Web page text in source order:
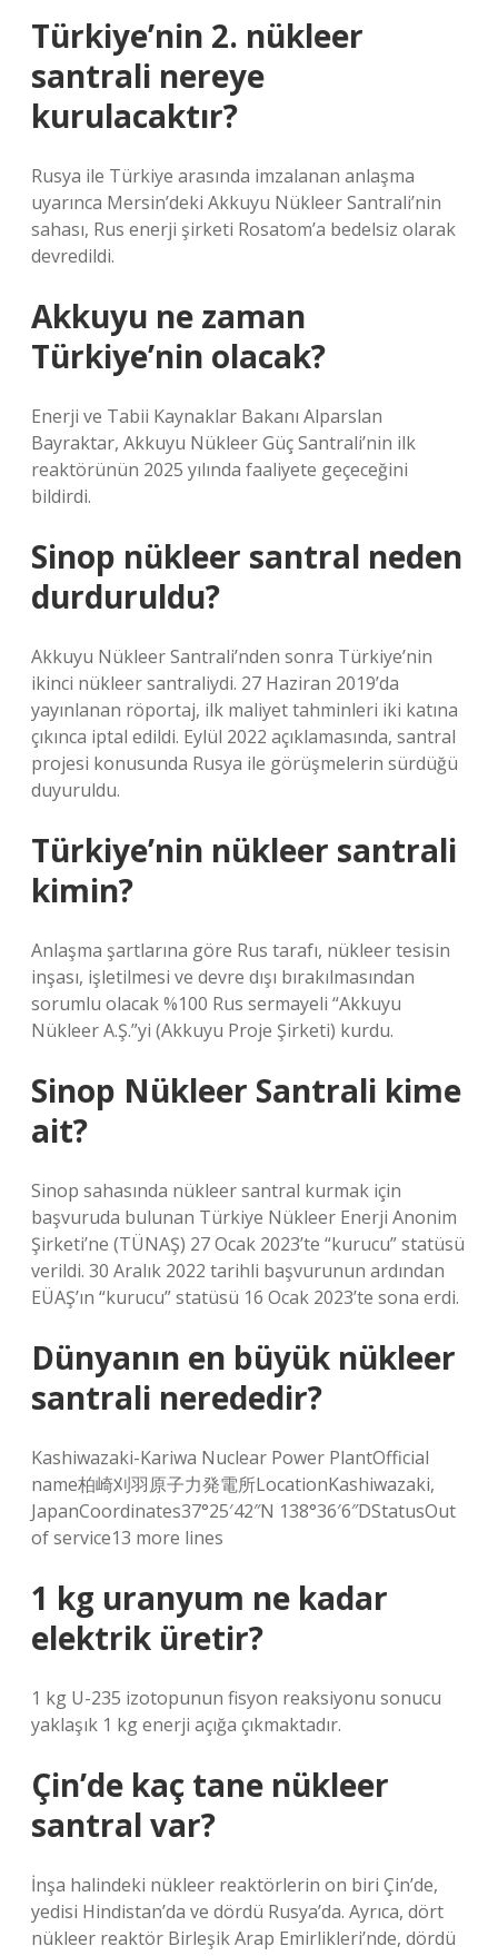
Türkiye’nin 2. nükleer
santrali nereye
kurulacaktır?
Rusya ile Türkiye arasında imzalanan anlaşma
uyarınca Mersin’deki Akkuyu Nükleer Santrali’nin
sahası, Rus enerji şirketi Rosatom’a bedelsiz olarak
devredildi.
Akkuyu ne zaman
Türkiye’nin olacak?
Enerji ve Tabii Kaynaklar Bakanı Alparslan
Bayraktar, Akkuyu Nükleer Güç Santrali’nin ilk
reaktörünün 2025 yılında faaliyete geçeceğini
bildirdi.
Sinop nükleer santral neden
durduruldu?
Akkuyu Nükleer Santrali’nden sonra Türkiye’nin
ikinci nükleer santraliydi. 27 Haziran 2019’da
yayınlanan röportaj, ilk maliyet tahminleri iki katına
çıkınca iptal edildi. Eylül 2022 açıklamasında, santral
projesi konusunda Rusya ile görüşmelerin sürdüğü
duyuruldu.
Türkiye’nin nükleer santrali
kimin?
Anlaşma şartlarına göre Rus tarafı, nükleer tesisin
inşası, işletilmesi ve devre dışı bırakılmasından
sorumlu olacak %100 Rus sermayeli “Akkuyu
Nükleer A.Ş.”yi (Akkuyu Proje Şirketi) kurdu.
Sinop Nükleer Santrali kime
ait?
Sinop sahasında nükleer santral kurmak için
başvuruda bulunan Türkiye Nükleer Enerji Anonim
Şirketi’ne (TÜNAŞ) 27 Ocak 2023’te “kurucu” statüsü
verildi. 30 Aralık 2022 tarihli başvurunun ardından
EÜAŞ’ın “kurucu” statüsü 16 Ocak 2023’te sona erdi.
Dünyanın en büyük nükleer
santrali nerededir?
Kashiwazaki-Kariwa Nuclear Power PlantOfficial
name柏崎刈羽原子力発電所LocationKashiwazaki,
JapanCoordinates37°25′42″N 138°36′6″DStatusOut
of service13 more lines
1 kg uranyum ne kadar
elektrik üretir?
1 kg U-235 izotopunun fisyon reaksiyonu sonucu
yaklaşık 1 kg enerji açığa çıkmaktadır.
Çin’de kaç tane nükleer
santral var?
İnşa halindeki nükleer reaktörlerin on biri Çin’de,
yedisi Hindistan’da ve dördü Rusya’da. Ayrıca, dört
nükleer reaktör Birleşik Arap Emirlikleri’nde, dördü